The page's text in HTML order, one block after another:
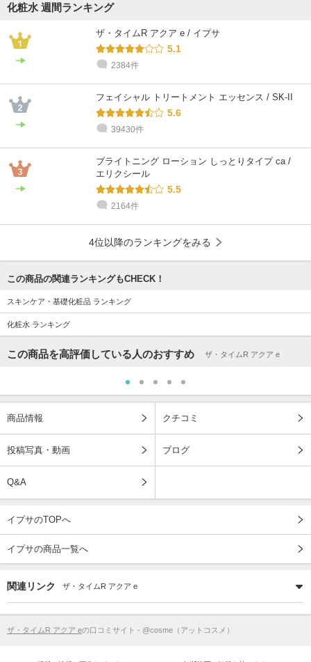
化粧水 週間ランキング
ザ・タイムR アクア e / イプサ
5.1
2384件
フェイシャル トリートメント エッセンス / SK-II
5.6
39430件
ブライトニング ローション しっとりタイプ ca /
エリクシール
5.5
2164件
4位以降のランキングをみる
この商品の関連ランキングもCHECK！
スキンケア・基礎化粧品 ランキング
化粧水 ランキング
この商品を高評価している人のおすすめ ザ・タイムR アクア e
商品情報 クチコミ
投稿写真・動画 ブログ
Q&A
イプサのTOPへ
イプサの商品一覧へ
関連リンク ザ・タイムR アクア e
ザ・タイムR アクア eの口コミサイト - @cosme（アットコスメ）